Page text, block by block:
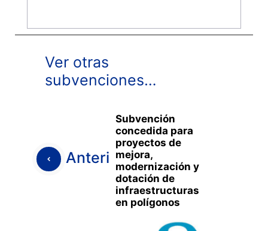
Ver otras
subvenciones…
Anterior
Subvención
concedida para
proyectos de
mejora,
modernización y
dotación de
infraestructuras
en polígonos